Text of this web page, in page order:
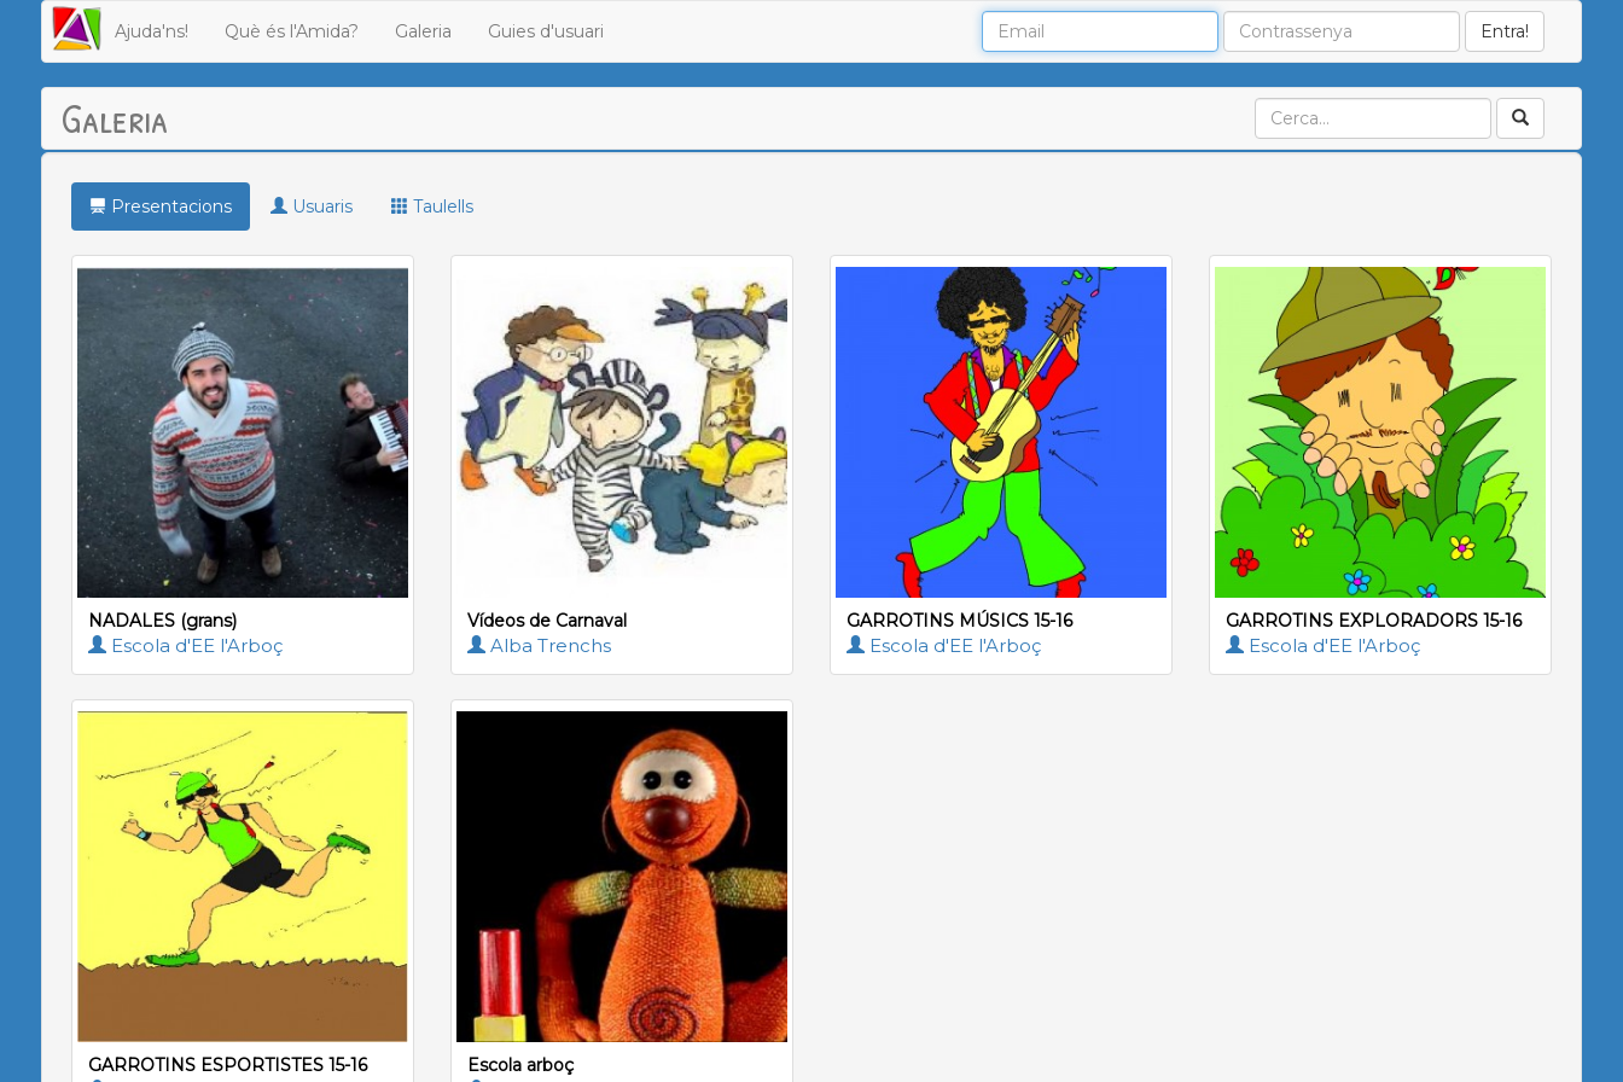
Ajuda'ns! Què és l'Amida? Galeria Guies d'usuari
Galeria
Presentacions Usuaris Taulells
NADALES (grans)
Escola d'EE l'Arboç
Vídeos de Carnaval
Alba Trenchs
GARROTINS MÚSICS 15-16
Escola d'EE l'Arboç
GARROTINS EXPLORADORS 15-16
Escola d'EE l'Arboç
GARROTINS ESPORTISTES 15-16 Escola arboç